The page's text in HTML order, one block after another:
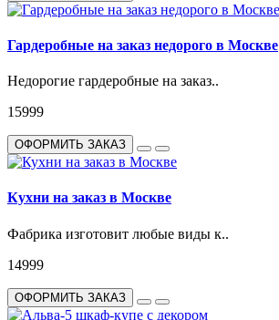
Гардеробные на заказ недорого в Москве
Недорогие гардеробные на заказ..
15999
ОФОРМИТЬ ЗАКАЗ
Кухни на заказ в Москве
Фабрика изготовит любые виды к..
14999
ОФОРМИТЬ ЗАКАЗ